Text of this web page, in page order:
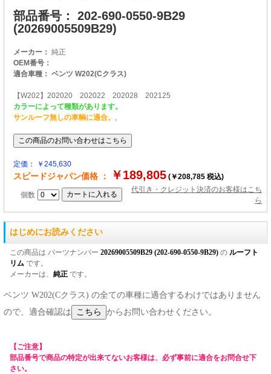
部品番号： 202-690-0550-9B29
(20269005509B29)
メーカー： 純正
OEM番号：
適合車種： ベンツ W202(Cクラス)
【W202】202020 202022 202028 202125
カラーによって種類があります。
サンルーフ無しの車輌に適合。 ,
定価： ￥245,630
スピードジャパン価格 ： ￥189,805 (￥208,785 税込)
個数
代引き・クレジット決済のお客様はこち
ら
はじめにお読みください
この商品は パーツナンバー 20269005509B29 (202-690-0550-9B29) の ルーフト
リム です。
メーカーは、 純正 です。
ベンツ W202(Cクラス) の全ての車種に適合するわけではありません
ので、適合確認は
からお問い合わせください。
【ご注意】
部品番号で商品の特定が出来てないお客様は、必ず事前に適合をお問合せ下
さい。